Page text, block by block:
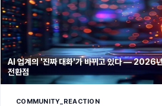
AI 업계의 '진짜 대화'가 바뀌고 있다 — 2026
전환점
COMMUNITY_REACTION